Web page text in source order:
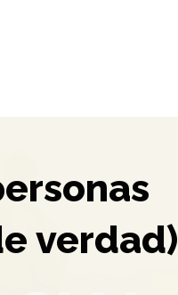
verdad)